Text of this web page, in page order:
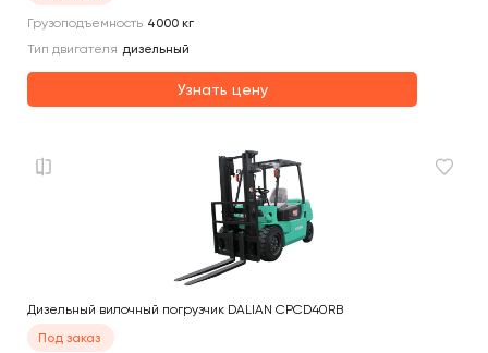
Грузоподъемность 4000 кг
Тип двигателя дизельный
Узнать цену
Дизельный вилочный погрузчик DALIAN CPCD40RB
Под заказ